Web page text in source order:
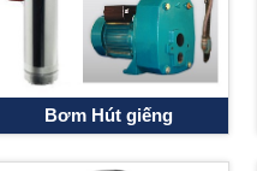
Bơm Hút giếng